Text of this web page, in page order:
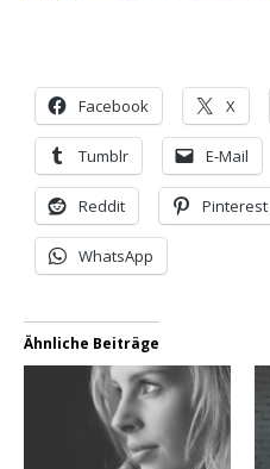
Facebook X
Tumblr E-Mail
Reddit Pinterest
WhatsApp
Ähnliche Beiträge